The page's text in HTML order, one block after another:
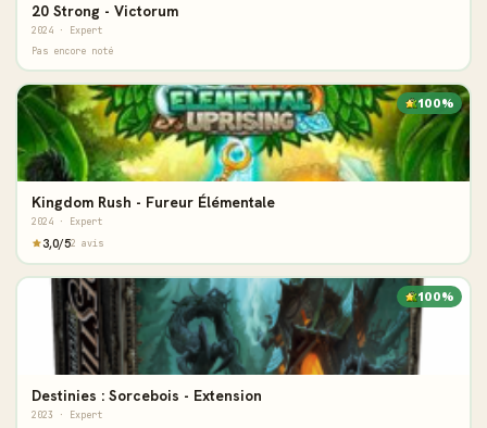
20 Strong - Victorum
2024 · Expert
Pas encore noté
100%
Kingdom Rush - Fureur Élémentale
2024 · Expert
3,0/52 avis
100%
Destinies : Sorcebois - Extension
2023 · Expert